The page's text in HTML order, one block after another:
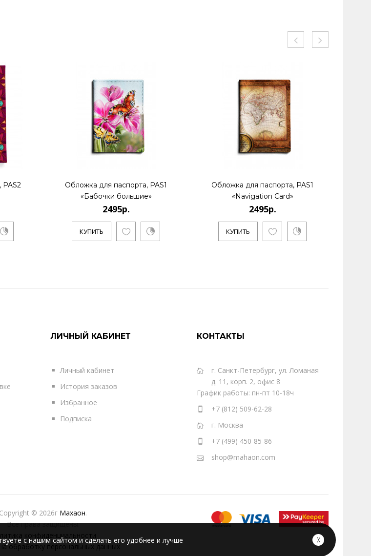
PAS2
Обложка для паспорта, PAS1
«Бабочки большие»
2495р.
КУПИТЬ
Обложка для паспорта, PAS1
«Navigation Card»
2495р.
КУПИТЬ
ЛИЧНЫЙ КАБИНЕТ
Личный кабинет
История заказов
Избранное
Подписка
КОНТАКТЫ
г. Санкт-Петербург, ул. Ломаная
д. 11, корп. 2, офис 8
График работы: пн-пт 10-18ч
+7 (812) 509-62-28
г. Москва
+7 (499) 450-85-86
shop@mahaon.com
Copyright © 2026г Махаон.
Все права защищены.
конфиденциальности
обработку персональных данных
с нашим сайтом и сделать его удобнее и лучше ╳